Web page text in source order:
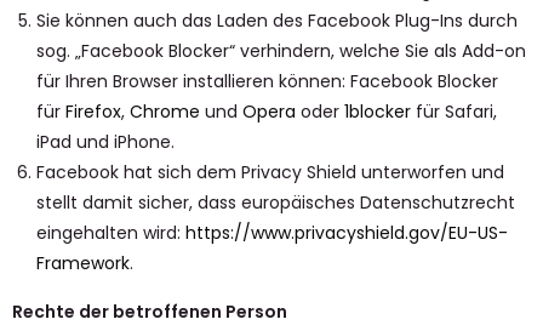
Sie können auch das Laden des Facebook Plug-Ins durch
sog. „Facebook Blocker“ verhindern, welche Sie als Add-on
für Ihren Browser installieren können: Facebook Blocker
für Firefox, Chrome und Opera oder 1blocker für Safari,
iPad und iPhone.
Facebook hat sich dem Privacy Shield unterworfen und
stellt damit sicher, dass europäisches Datenschutzrecht
eingehalten wird: https://www.privacyshield.gov/EU-US-
Framework.
Rechte der betroffenen Person